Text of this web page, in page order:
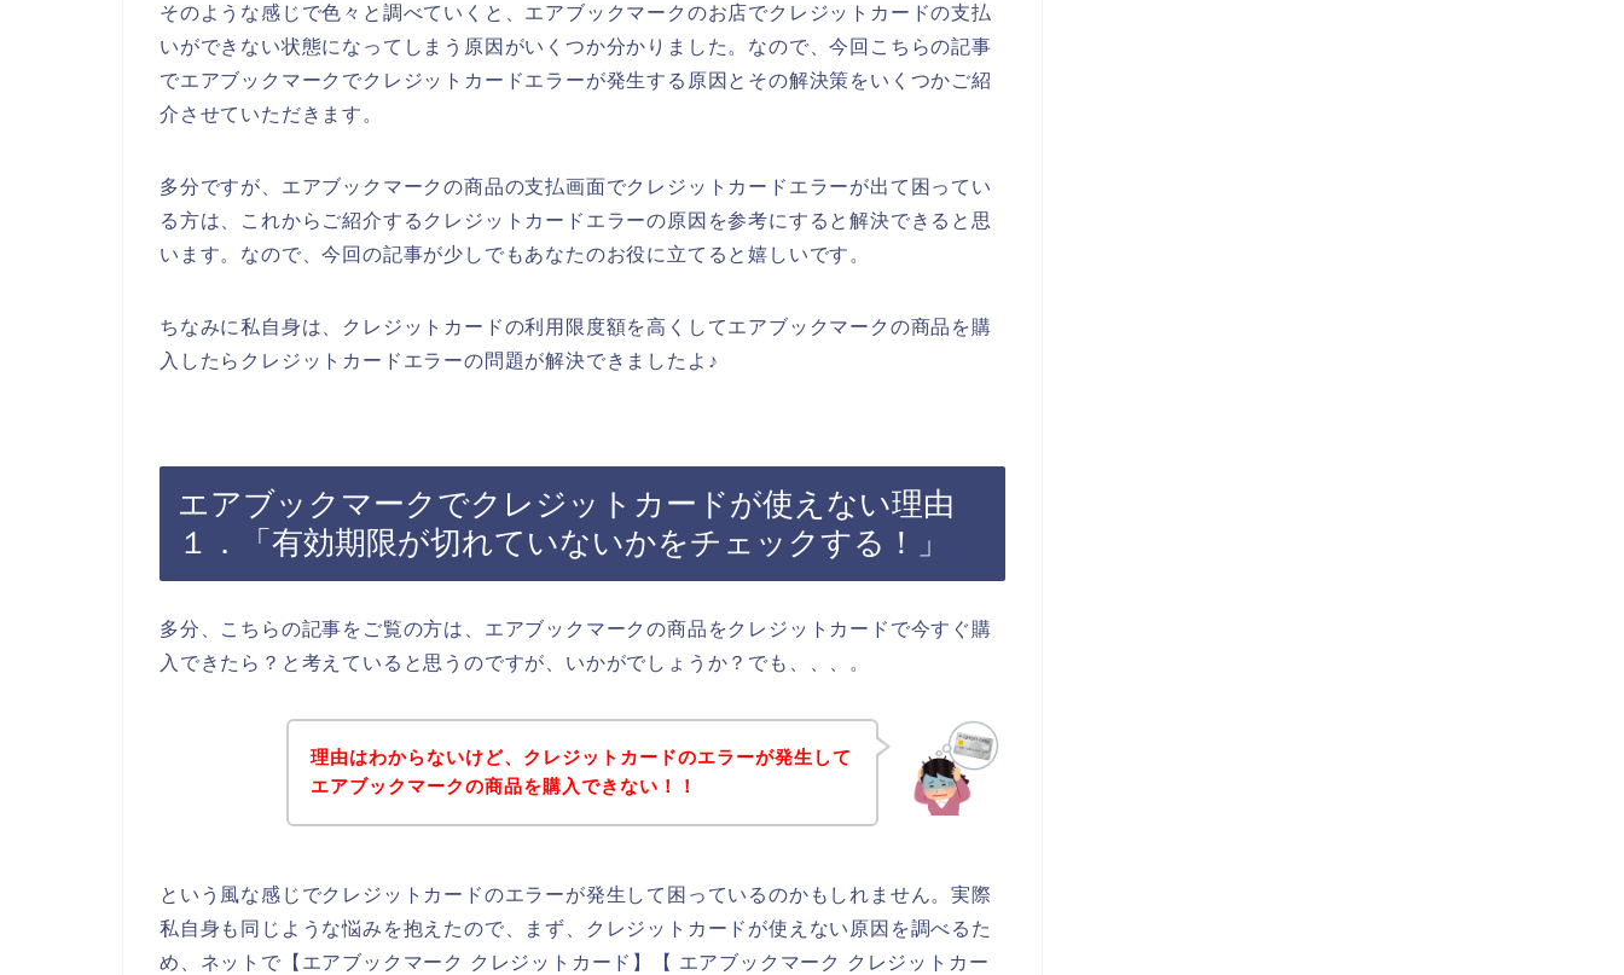
そのような感じで色々と調べていくと、エアブックマークのお店でクレジットカードの支払
いができない状態になってしまう原因がいくつか分かりました。なので、今回こちらの記事
でエアブックマークでクレジットカードエラーが発生する原因とその解決策をいくつかご紹
介させていただきます。
多分ですが、エアブックマークの商品の支払画面でクレジットカードエラーが出て困ってい
る方は、これからご紹介するクレジットカードエラーの原因を参考にすると解決できると思
います。なので、今回の記事が少しでもあなたのお役に立てると嬉しいです。
ちなみに私自身は、クレジットカードの利用限度額を高くしてエアブックマークの商品を購
入したらクレジットカードエラーの問題が解決できましたよ♪
エアブックマークでクレジットカードが使えない理由
１．「有効期限が切れていないかをチェックする！」
多分、こちらの記事をご覧の方は、エアブックマークの商品をクレジットカードで今すぐ購
入できたら？と考えていると思うのですが、いかがでしょうか？でも、、、。
理由はわからないけど、クレジットカードのエラーが発生して
エアブックマークの商品を購入できない！！
という風な感じでクレジットカードのエラーが発生して困っているのかもしれません。実際
私自身も同じような悩みを抱えたので、まず、クレジットカードが使えない原因を調べるた
め、ネットで【エアブックマーク クレジットカード】【 エアブックマーク クレジットカー